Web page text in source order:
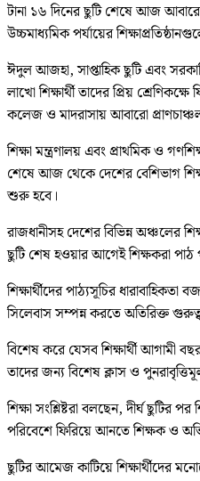
টানা ১৬ দিনের ছুটি শেষে আজ
উচ্চমাধ্যমিক পর্যায়ের
ঈদুল আজহা, সাপ্তাহিক ছুটি এবং
লাখো শিক্ষার্থী তাদের প্রিয়
কলেজ ও মাদরাসায় আবারো
শিক্ষা মন্ত্রণালয় এবং প্রাথমিক ও
শেষে আজ থেকে দেশের বেশিভাগ
শুরু হবে।
রাজধানীসহ দেশের বিভিন্ন অঞ্চলের
ছুটি শেষ হওয়ার আগেই শিক্ষকরা পাঠ
শিক্ষার্থীদের পাঠ্যসূচির ধারাবাহিকতা
সিলেবাস সম্পন্ন করতে অতিরিক্ত
বিশেষ করে যেসব শিক্ষার্থী আগামী
তাদের জন্য বিশেষ ক্লাস ও
শিক্ষা সংশ্লিষ্টরা বলছেন, দীর্ঘ ছুটির
পরিবেশে ফিরিয়ে আনতে শিক্ষক ও
ছুটির আমেজ কাটিয়ে শিক্ষার্থীদের